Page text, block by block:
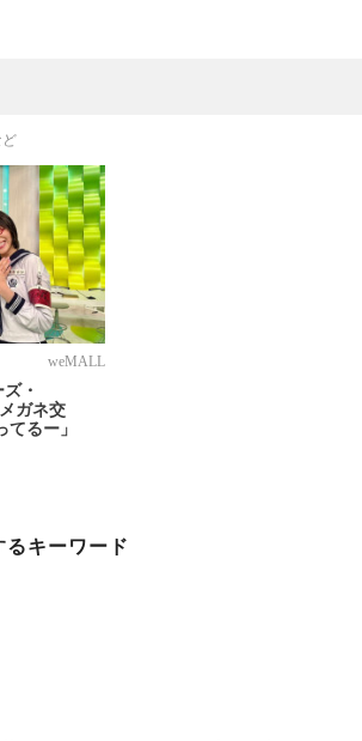
weMALL
・
ガネ交
るー」
るキーワード